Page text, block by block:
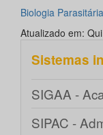
Biologia
Atualizado em:
Sistemas
SIGAA -
SIPAC -